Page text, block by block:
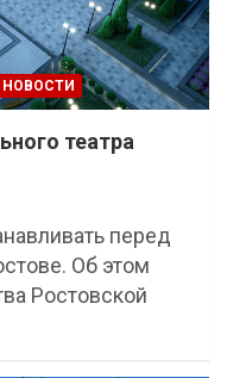
НОВОСТИ
театра
перед
Об этом
Ростовской